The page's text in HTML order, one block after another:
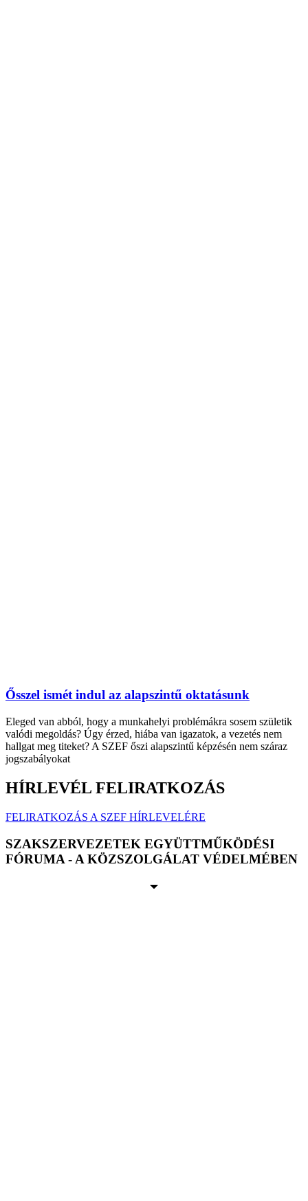
Ősszel ismét indul az alapszintű oktatásunk
Eleged van abból, hogy a munkahelyi problémákra sosem születik
valódi megoldás? Úgy érzed, hiába van igazatok, a vezetés nem
hallgat meg titeket? A SZEF őszi alapszintű képzésén nem száraz
jogszabályokat
HÍRLEVÉL FELIRATKOZÁS
FELIRATKOZÁS A SZEF HÍRLEVELÉRE
SZAKSZERVEZETEK EGYÜTTMŰKÖDÉSI
FÓRUMA - A KÖZSZOLGÁLAT VÉDELMÉBEN